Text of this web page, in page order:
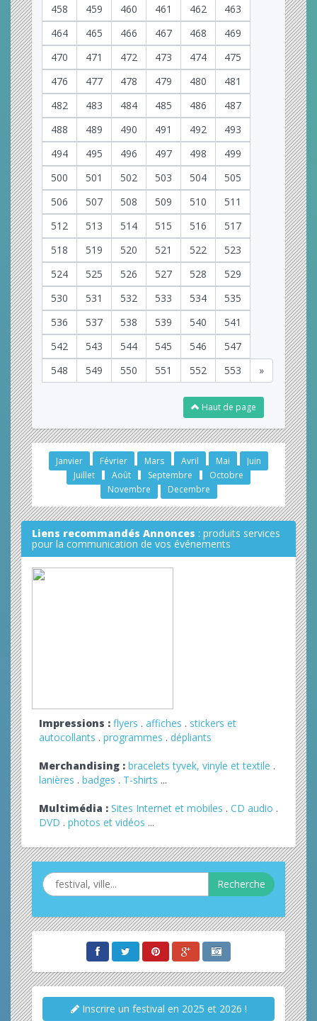
458 459 460 461 462
463
464
465 466 467 468
469
470
471 472 473 474
475
476
477 478 479 480
481
482
483 484 485 486
487
488
489 490 491 492
493
494
495 496 497 498
499
500
501 502 503 504
505
506
507 508 509 510
511
512
513 514 515 516
517
518
519 520 521 522
523
524
525 526 527 528
529
530
531 532 533 534
535
536
537 538 539 540
541
542
543 544 545 546
547
548
549 550 551 552 553 »
Haut de page
Janvier Février Mars Avril Mai
Juin
Juillet
Août Septembre
Octobre
Novembre
Decembre
Liens recommandés Annonces : produits services
pour la communication de vos événements
Impressions : flyers . affiches . stickers et
autocollants . programmes . dépliants
Merchandising : bracelets tyvek, vinyle et textile .
lanières . badges . T-shirts ...
Multimédia : Sites Internet et mobiles . CD audio .
DVD . photos et vidéos ...
Recherche
Inscrire un festival en 2025 et 2026 !